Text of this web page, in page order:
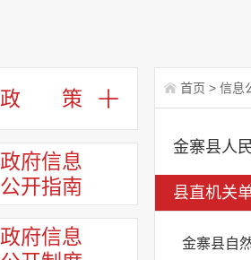
政 策
政府信息
公开指南
政府信息
首页 > 信息
金寨县人
县直机关
金寨县自